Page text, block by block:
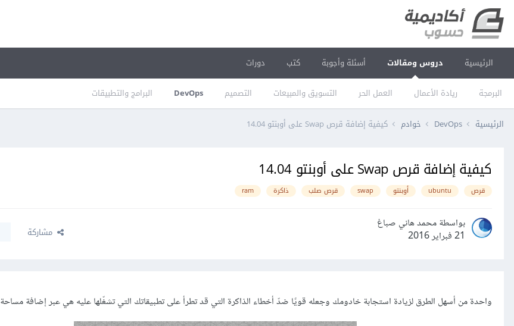
الرئيسية دروس ومقالات
البرمجة ريادة الأعمال العمل الحر التسويق والمبيعات التصميم DevOps البرامج والتطبيقات
أسئلة وأجوبة كتب دورات
الرئيسية DevOps خوادم كيفية إضافة قرص Swap على أوبنتو 14.04
كيفية إضافة قرص Swap على أوبنتو 14.04
قرص ubuntu أوبنتو swap قرص صلب ذاكرة ram
بواسطة محمد هاني صباغ
21 فبراير 2016
مشاركة
واحدة من أسهل الطرق لزيادة استجابة خادومك وجعله قويًا ضدّ أخطاء الذاكرة التي قد تطرأ على تطبيقاتك التي تشغّلها عليه هي عبر إضافة مساحة Swap.